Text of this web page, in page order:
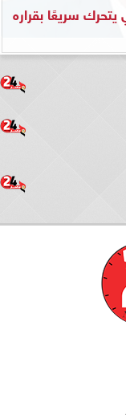
سريعًا بقراره